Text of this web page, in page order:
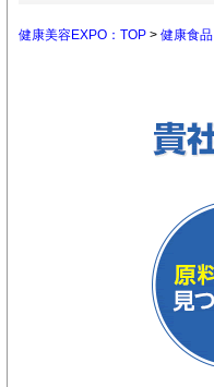
健康美容EXPO：TOP > 健康食品